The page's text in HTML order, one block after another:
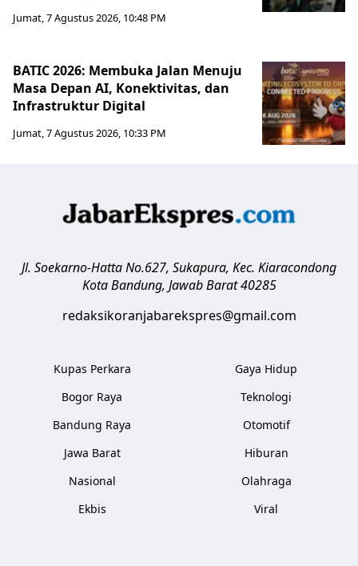
Jumat, 7 Agustus 2026, 10:48 PM
BATIC 2026: Membuka Jalan Menuju
Masa Depan AI, Konektivitas, dan
Infrastruktur Digital
Jumat, 7 Agustus 2026, 10:33 PM
Jl. Soekarno-Hatta No.627, Sukapura, Kec. Kiaracondong
Kota Bandung, Jawab Barat 40285
redaksikoranjabarekspres@gmail.com
Kupas Perkara
Bogor Raya
Bandung Raya
Jawa Barat
Nasional
Ekbis
Gaya Hidup
Teknologi
Otomotif
Hiburan
Olahraga
Viral